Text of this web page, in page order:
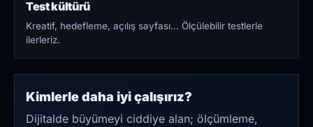
Test kültürü
Kreatif, hedefleme, açılış sayfası… Ölçülebilir testlerle
ilerleriz.
Kimlerle daha iyi çalışırız?
Dijitalde büyümeyi ciddiye alan; ölçümleme,